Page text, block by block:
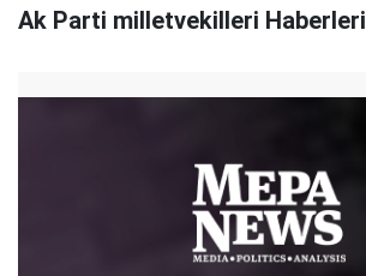
Ak Parti milletvekilleri Haberleri